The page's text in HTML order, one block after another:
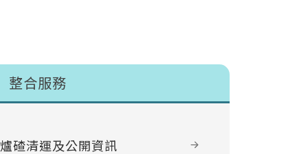
整合服務
碴清運及公開資訊